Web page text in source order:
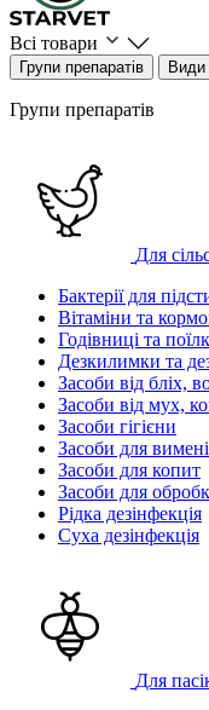
Всі товари
Групи препаратів Види
Групи препаратів
Для
Бактерії для
Вітаміни та
Годівниці та
Дезкилимки та
Засоби від бліх,
Засоби від мух,
Засоби гігієни
Засоби для вимені
Засоби для копит
Засоби для
Рідка дезінфекція
Суха дезінфекція
Для